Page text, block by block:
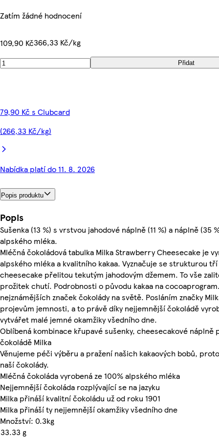
Zatím žádné hodnocení
109,90 Kč366,33 Kč/kg
Přidat
79,90 Kč s Clubcard
(266,33 Kč/kg)
Nabídka platí do 11. 8. 2026
Popis produktu
Popis
Sušenka (13 %) s vrstvou jahodové náplně (11 %) a náplně
alpského mléka.
Mléčná čokoládová tabulka Milka Strawberry Cheesecake je
alpského mléka a kvalitního kakaa. Vyznačuje se strukturou
cheesecake přelitou tekutým jahodovým džemem. To vše
prožitek chutí. Podrobnosti o původu kakaa na
nejznámějších značek čokolády na světě. Posláním značky
projevům jemnosti, a to právě díky nejjemnější čokoládě
vytvářet malé jemné okamžiky všedního dne.
Oblíbená kombinace křupavé sušenky, cheesecakové
čokoládě Milka
Věnujeme péči výběru a pražení našich kakaových bobů,
naší čokolády.
Mléčná čokoláda vyrobená ze 100% alpského mléka
Nejjemnější čokoláda rozplývající se na jazyku
Milka přináší kvalitní čokoládu už od roku 1901
Milka přináší ty nejjemnější okamžiky všedního dne
Množství: 0.3kg
33.33 g